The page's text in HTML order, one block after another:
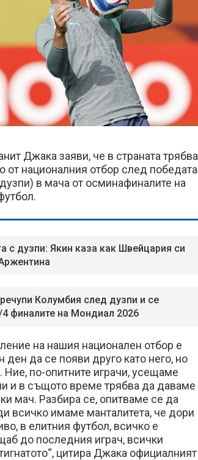
Джака заяви, че в страната трябва
от националния отбор след победата
в мача от осминафиналите на
с дузпи: Якин каза как Швейцария си
Колумбия след дузпи и се
4 финалите на Мондиал 2026
на нашия национален отбор е
да се появи друго като него, но
Ние, по-опитните играчи, усещаме
и в същото време трябва да даваме
мач. Разбира се, опитваме се да
всичко имаме манталитета, че дори
в елитния футбол, всичко е
до последния играч, всички
цитира Джака официалният